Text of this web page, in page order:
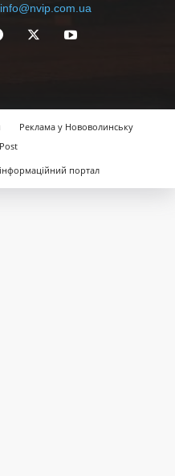
info@nvip.com.ua
Реклама у Нововолинську
портал